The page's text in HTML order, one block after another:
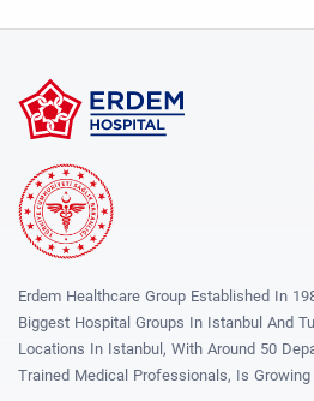
Erdem Healthcare Group Established In
Biggest Hospital Groups In Istanbul And
Locations In Istanbul, With Around 50
Trained Medical Professionals, Is Growing